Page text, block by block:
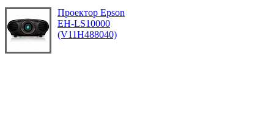
Проектор Epson
EH-LS10000
(V11H488040)